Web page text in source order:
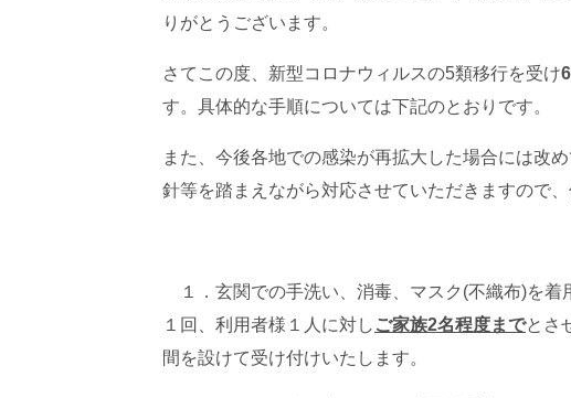
りがとうございます。
さてこの度、新型コロナウィルスの5類移行を受け
す。具体的な手順については下記のとおりです。
また、今後各地での感染が再拡大した場合には改
針等を踏まえながら対応させていただきますので
１．玄関での手洗い、消毒、マスク(不織布)を
１回、利用者様１人に対し ご家族2名程度までとさ
間を設けて受け付けいたします。